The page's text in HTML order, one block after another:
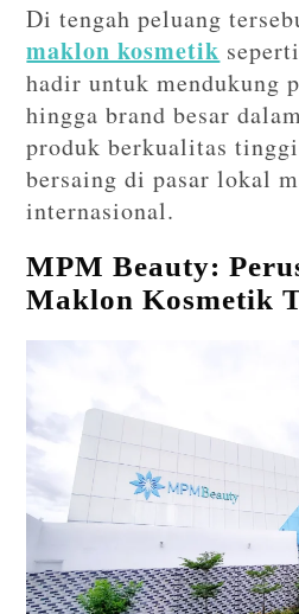
Di tengah peluang
maklon kosmetik
hadir untuk mendukung
hingga brand besar
produk berkualitas
bersaing di pasar lokal
internasional.
MPM Beauty:
Maklon Kosmetik